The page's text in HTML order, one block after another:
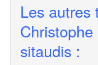
Les autres
sitaudis :